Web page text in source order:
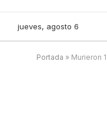
jueves, agosto 6
Portada » Murieron